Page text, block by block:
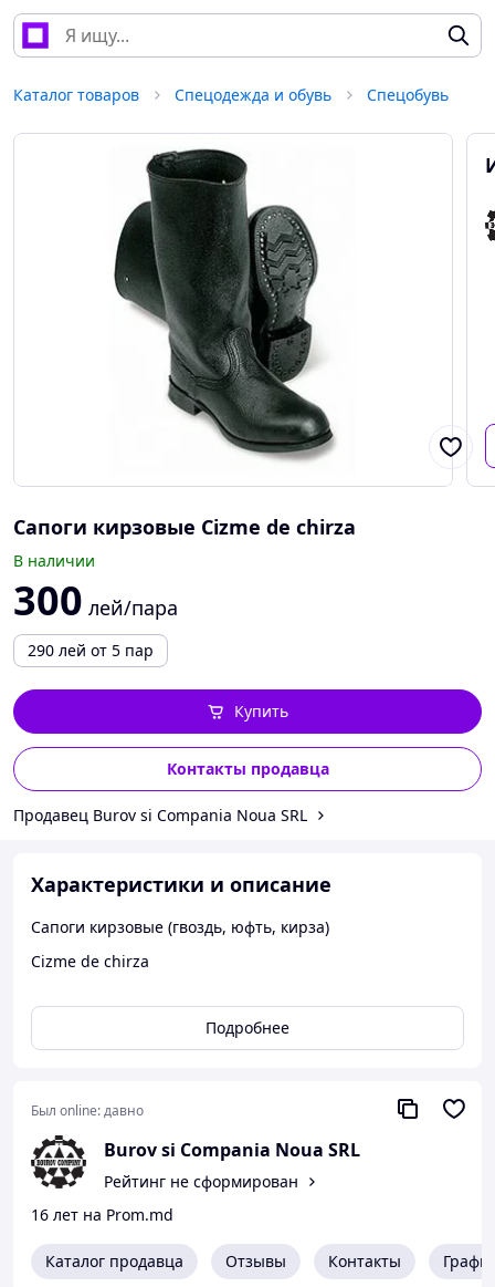
Каталог товаров Спецодежда и обувь Спецобувь
Сапоги кирзовые Cizme de chirza
В наличии
300 лей/пара
290 лей от 5 пар
Контакты продавца
Купить
Продавец Burov si Compania Noua SRL
Характеристики и описание
Сапоги кирзовые (гвоздь, юфть, кирза)
Cizme de chirza
Подробнее
Был online:давно
Burov si Compania Noua SRL
Рейтинг не сформирован
16 лет на Prom.md
Каталог продавца Отзывы Контакты